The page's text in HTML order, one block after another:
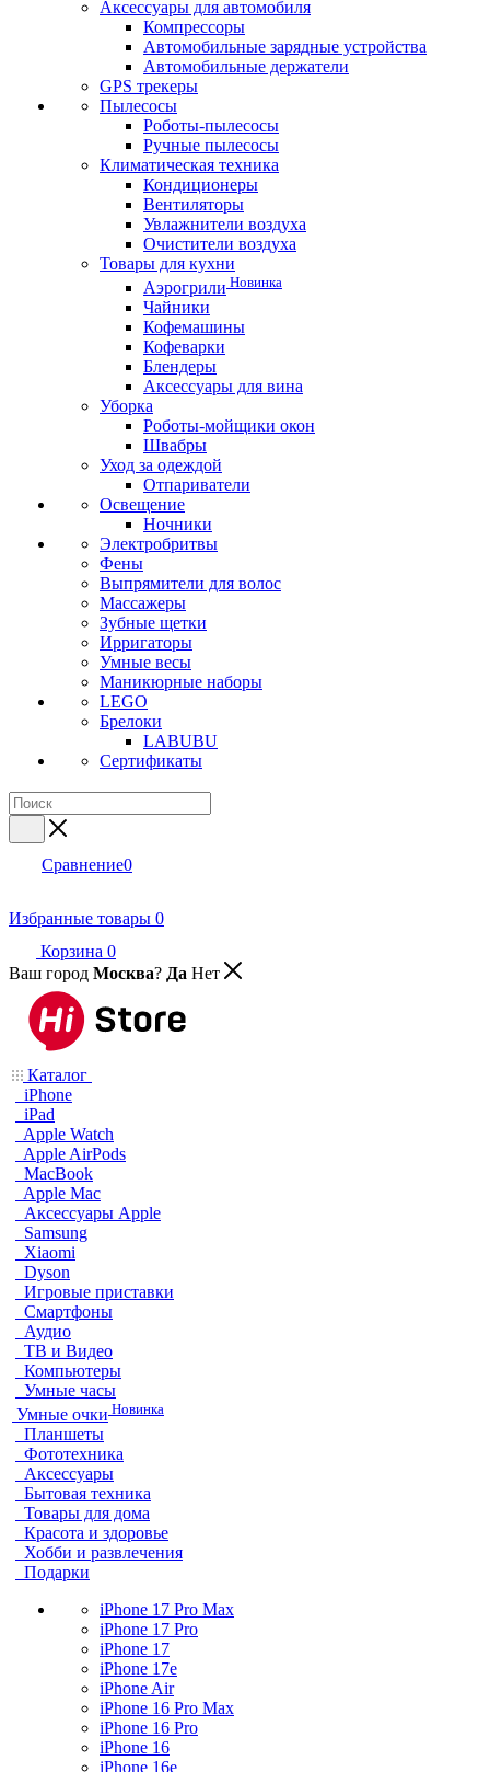
Аксессуары для автомобиля
Компрессоры
Автомобильные зарядные устройства
Автомобильные держатели
GPS трекеры
Пылесосы
Роботы-пылесосы
Ручные пылесосы
Климатическая техника
Кондиционеры
Вентиляторы
Увлажнители воздуха
Очистители воздуха
Товары для кухни
Аэрогрили Новинка
Чайники
Кофемашины
Кофеварки
Блендеры
Аксессуары для вина
Уборка
Роботы-мойщики окон
Швабры
Уход за одеждой
Отпариватели
Освещение
Ночники
Электробритвы
Фены
Выпрямители для волос
Массажеры
Зубные щетки
Ирригаторы
Умные весы
Маникюрные наборы
LEGO
Брелоки
LABUBU
Сертификаты
Сравнение0
Избранные товары 0
Корзина 0
Ваш город Москва? Да Нет
Каталог
iPhone
iPad
Apple Watch
Apple AirPods
MacBook
Apple Mac
Аксессуары Apple
Samsung
Xiaomi
Dyson
Игровые приставки
Смартфоны
Аудио
ТВ и Видео
Компьютеры
Умные часы
Умные очки Новинка
Планшеты
Фототехника
Аксессуары
Бытовая техника
Товары для дома
Красота и здоровье
Хобби и развлечения
Подарки
iPhone 17 Pro Max
iPhone 17 Pro
iPhone 17
iPhone 17e
iPhone Air
iPhone 16 Pro Max
iPhone 16 Pro
iPhone 16
iPhone 16e